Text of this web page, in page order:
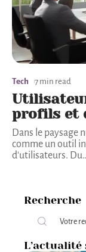
Tech 7 min read
profils et
Dans le paysage
comme un outil
d'utilisateurs. Du
Recherche
L’actualité